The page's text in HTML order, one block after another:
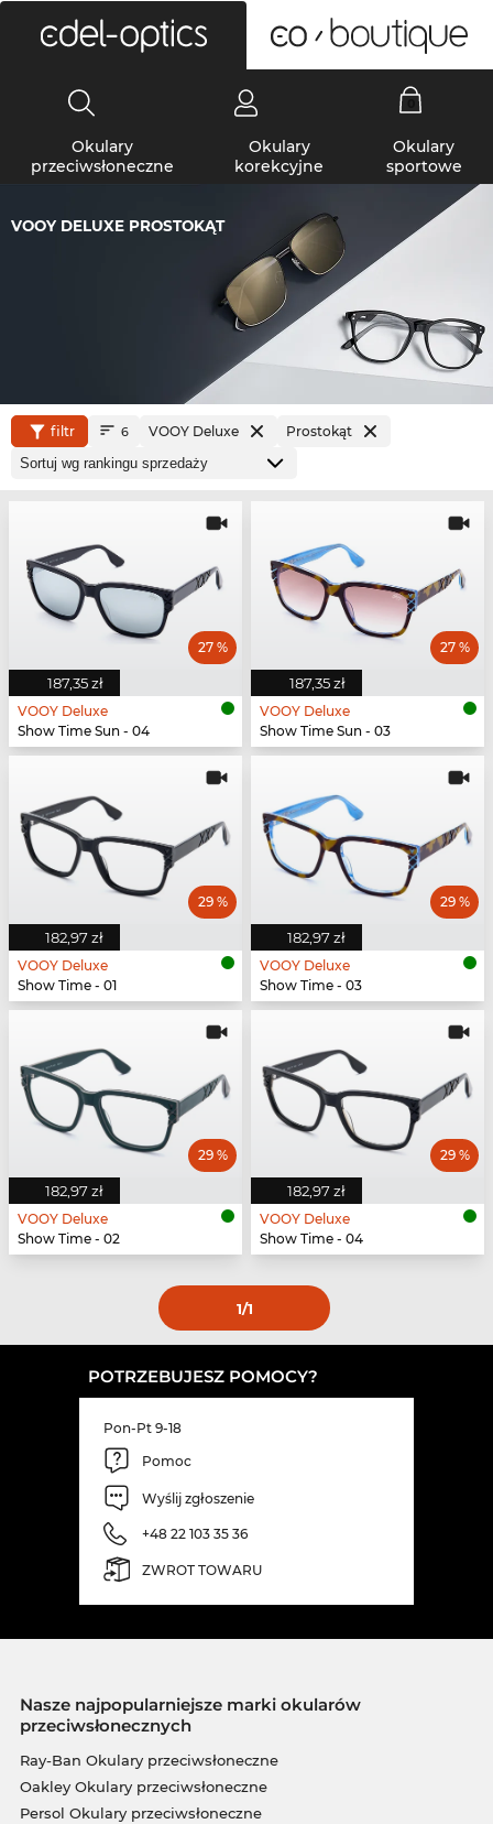
Okulary
przeciwsłoneczne
Okulary
korekcyjne
Okulary
sportowe
VOOY DELUXE PROSTOKĄT
filtr 6 VOOY Deluxe Prostokąt
187,35 zł
27 %
VOOY Deluxe
Show Time Sun - 04
187,35 zł
27 %
VOOY Deluxe
Show Time Sun - 03
182,97 zł
29 %
VOOY Deluxe
Show Time - 01
182,97 zł
29 %
VOOY Deluxe
Show Time - 03
182,97 zł
29 %
VOOY Deluxe
Show Time - 02
182,97 zł
29 %
VOOY Deluxe
Show Time - 04
1/1
POTRZEBUJESZ POMOCY?
Pon-Pt 9-18
Pomoc
Wyślij zgłoszenie
+48 22 103 35 36
ZWROT TOWARU
Nasze najpopularniejsze marki okularów
przeciwsłonecznych
Ray-Ban Okulary przeciwsłoneczne
Oakley Okulary przeciwsłoneczne
Persol Okulary przeciwsłoneczne